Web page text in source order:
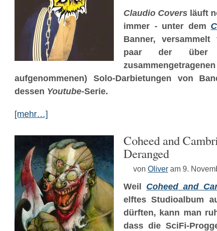
Claudio Covers läuft
immer - unter dem
Banner,
paar der über
aufgenommenen) Solo-Darbietungen von
dessen Youtube-Serie.
[mehr…]
Coheed and
Deranged
von Oliver am 9.
Weil Coheed and
elftes Studioalbum
dürften, kann man
dass die SciFi-